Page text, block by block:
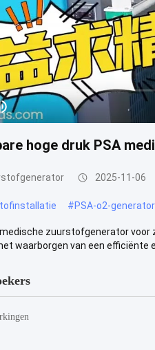
hoge druk PSA
2025-11-06
#PSA-o2-generator
medische zuurstofgenerator
waarborgen van een efficiënte